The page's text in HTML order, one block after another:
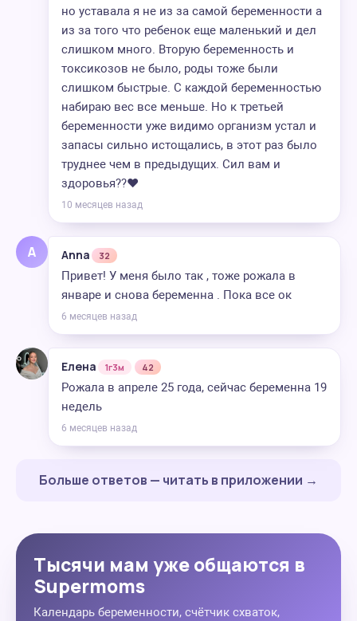
но уставала я не из за самой беременности а
из за того что ребенок еще маленький и дел
слишком много. Вторую беременность и
токсикозов не было, роды тоже были
слишком быстрые. С каждой беременностью
набираю вес все меньше. Но к третьей
беременности уже видимо организм устал и
запасы сильно истощались, в этот раз было
труднее чем в предыдущих. Сил вам и
здоровья??❤️
10 месяцев назад
A Anna 32
Привет! У меня было так , тоже рожала в
январе и снова беременна . Пока все ок
6 месяцев назад
Елена 1г3м 42
Рожала в апреле 25 года, сейчас беременна 19
недель
6 месяцев назад
Больше ответов — читать в приложении →
Тысячи мам уже общаются в
Supermoms
Календарь беременности, счётчик схваток,